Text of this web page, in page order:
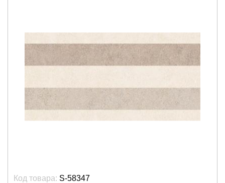
Код товара: S-58347